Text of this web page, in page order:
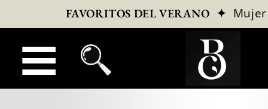
FAVORITOS DEL VERANO ✦ Mujer